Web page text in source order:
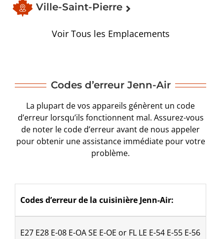
Ville-Saint-Pierre
Voir Tous les Emplacements
Codes d’erreur Jenn-Air
La plupart de vos appareils génèrent un code
d’erreur lorsqu’ils fonctionnent mal. Assurez-vous
de noter le code d’erreur avant de nous appeler
pour obtenir une assistance immédiate pour votre
problème.
Codes d’erreur de la cuisinière Jenn-Air:
​E27 E28 E-08 E-OA SE E-OE or FL LE E-54 E-55 E-56